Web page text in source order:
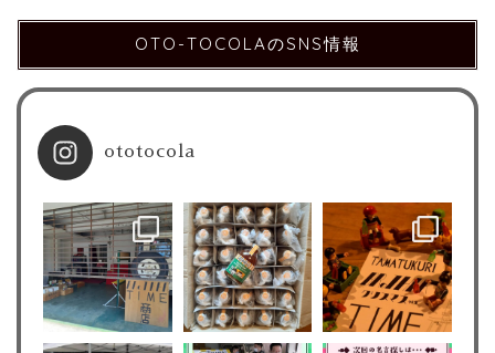
OTO-TOCOLAのSNS情報
ototocola